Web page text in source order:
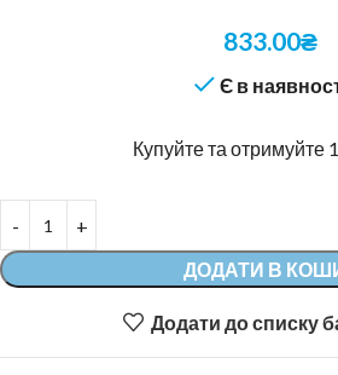
833.00₴
Є в
Купуйте та отримуйте
ДОДАТИ В
Додати до списку